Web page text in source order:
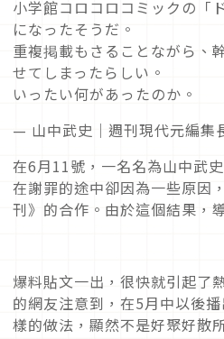
小学館コロコロコミックの「
になったそうだ。
重複掲載もさることながら、
せてしまったらしい。
いったい何があったのか。
— 山中武史｜週刊現代元編
在6月11號，一名名為山中武
在謝罪的途中卻因為一些原因
刊》的合作。由於這個結果，
爆料貼文一出，很快就引起了
的網友注意到，在5月中以後
樣的做法，顯然不是好聚好散